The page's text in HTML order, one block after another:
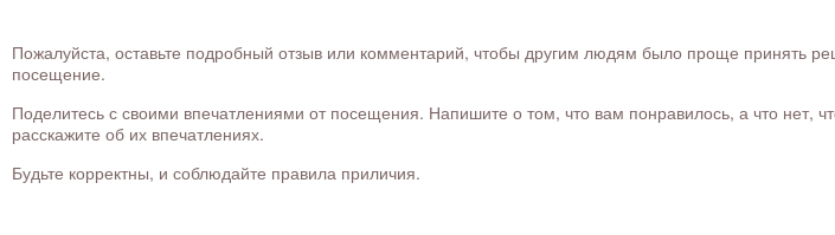
Пожалуйста, оставьте подробный отзыв или комментарий, чтобы другим людям было проще принять
посещение.
Поделитесь с своими впечатлениями от посещения. Напишите о том, что вам понравилось, а что нет,
расскажите об их впечатлениях.
Будьте корректны, и соблюдайте правила приличия.